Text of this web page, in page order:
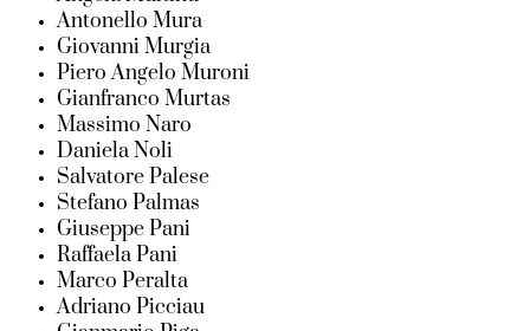
Antonello Mura
Giovanni Murgia
Piero Angelo Muroni
Gianfranco Murtas
Massimo Naro
Daniela Noli
Salvatore Palese
Stefano Palmas
Giuseppe Pani
Raffaela Pani
Marco Peralta
Adriano Picciau